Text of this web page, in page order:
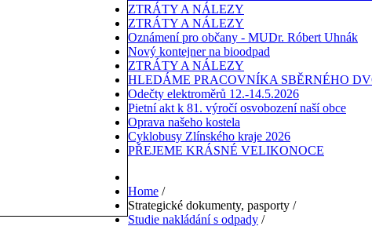
ZTRÁTY A NÁLEZY
ZTRÁTY A NÁLEZY
Oznámení pro občany - MUDr. Róbert Uhnák
Nový kontejner na bioodpad
ZTRÁTY A NÁLEZY
HLEDÁME PRACOVNÍKA SBĚRNÉHO
Odečty elektroměrů 12.-14.5.2026
Pietní akt k 81. výročí osvobození naší obce
Oprava našeho kostela
Cyklobusy Zlínského kraje 2026
PŘEJEME KRÁSNÉ VELIKONOCE
Home /
Strategické dokumenty, pasporty /
Studie nakládání s odpady /